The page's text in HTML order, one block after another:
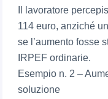
Il lavoratore
114 euro, anziché
se l’aumento fosse
IRPEF ordinarie.
Esempio n. 2 –
soluzione